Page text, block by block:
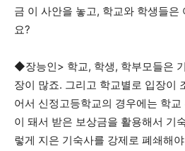
금 이 사안을 놓고, 학교와 학생들은
요?
◆장능인> 학교, 학생, 학부모들은
장이 많죠. 그리고 학교별로 입장이
어서 신정고등학교의 경우에는 학
이 돼서 받은 보상금을 활용해서 기
렇게 지은 기숙사를 강제로 폐쇄해